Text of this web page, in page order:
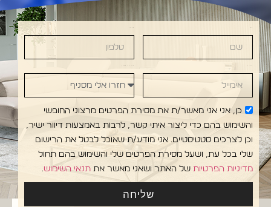
DIVANI • DOLCE DIVANI •
מפת אתר
כן, אני אני מאשר/ת את מסירת הפרטים מרצוני החופשי
והשימוש בהם כדי ליצור איתי קשר, לרבות באמצעות דיוור ישיר,
וכן לצרכים סטטיסטיים. אני מודע/ת שאוכל לבטל את הרישום
שלי בכל עת, ושעל מסירת הפרטים שלי והשימוש בהם תחול
מדיניות הפרטיות של האתר ושאני מאשר את תנאי השימוש.
שליחה